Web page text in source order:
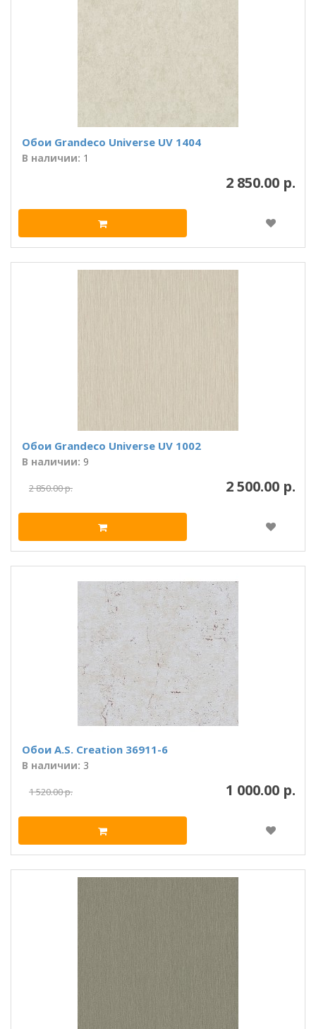
Обои Grandeco Universe UV 1404
В наличии: 1
2 850.00 р.
Обои Grandeco Universe UV 1002
В наличии: 9
2 500.00 р.
2 850.00 р.
Обои A.S. Creation 36911-6
В наличии: 3
1 000.00 р.
1 520.00 р.